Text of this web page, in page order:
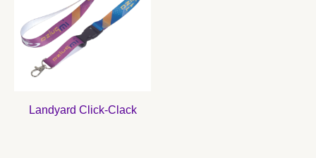
Landyard Click-Clack